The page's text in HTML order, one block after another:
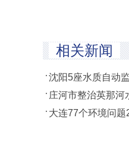
相关新闻
沈阳5座水质自动
庄河市整治英那河
大连77个环境问